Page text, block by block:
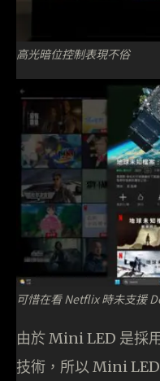
高光暗位控制表現不俗
可惜在看 Netflix 時未支援
由於 Mini LED 是採
技術，所以 Mini